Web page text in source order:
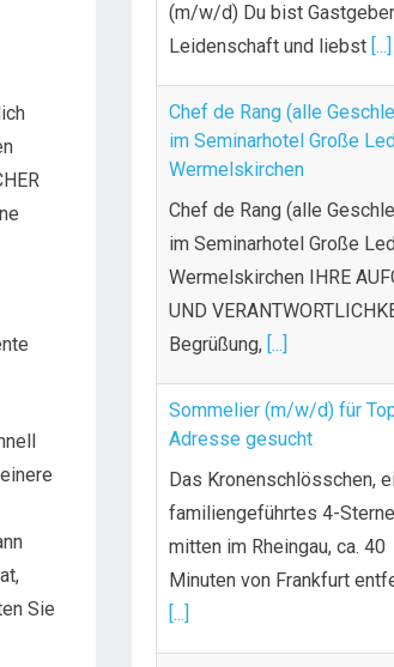
Sie
(m/w/d) Du bist
Leidenschaft und liebst [...]
Chef de Rang (alle
im Seminarhotel Große
Wermelskirchen
Chef de Rang (alle
im Seminarhotel Große
Wermelskirchen IHRE
UND
Begrüßung, [...]
Sommelier (m/w/d) für
Adresse gesucht
Das Kronenschlösschen,
familiengeführtes 4-
mitten im Rheingau, ca. 40
Minuten von Frankfurt
[...]